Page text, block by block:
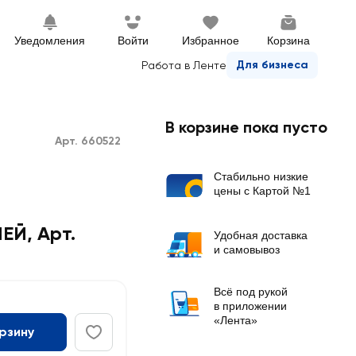
Уведомления Войти Избранное Корзина
Работа в Ленте Для бизнеса
Арт. 660522
Арт.
В корзине пока пусто
Стабильно низкие
цены с Картой №1
Удобная доставка
и самовывоз
Всё под рукой
в приложении
«Лента»